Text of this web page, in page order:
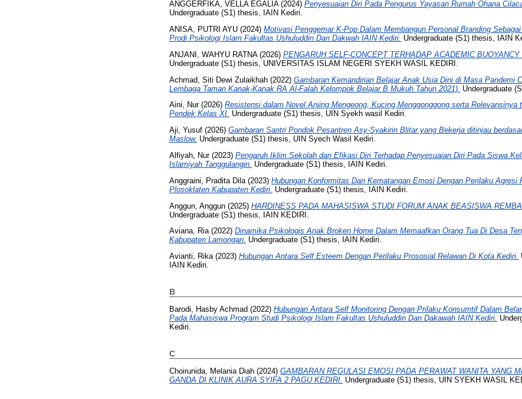
ANGGERFIKA, VELLA EGALIA(2024) Penyesuaian Diri Pada Pengurus Yayasan Rumah Ohana
Undergraduate (S1) thesis, IAIN Kediri.
ANISA, PUTRI AYU (2024) Motivasi Penggemar K-Pop Dalam Membangun Personal Branding
Prodi Psikologi Islam Fakultas Ushuluddin Dan Dakwah IAIN Kediri. Undergraduate (S1) thesis, IAIN
ANJANI, WAHYU RATNA(2026) PENGARUH SELF-CONCEPT TERHADAP ACADEMIC BUOYANCY
Undergraduate (S1) thesis, UNIVERSITAS ISLAM NEGERI SYEKH WASIL KEDIRI.
Achmad, Siti Dewi Zulaikhah (2022) Gambaran Kemandirian Belajar Anak Usia Dini di Masa Pandemi
Lembaga Taman Kanak-Kanak RA Al-Falah Kelompok Belajar B Mukuh Tahun 2021). Undergraduate
Aini, Nur(2026) Resistensi dalam Novel Anjing Mengeong, Kucing Menggonggong serta Relevansinya
Pendek Kelas XI. Undergraduate (S1) thesis, UIN Syekh wasil Kediri.
Aji, Yusuf (2026) Gambaran Santri Pondok Pesantren Asy-Syakirin Blitar yang Bekerja ditinjau
Maslow. Undergraduate (S1) thesis, UIN Syech Wasil Kediri.
Alfiyah, Nur(2023) Pengaruh Iklim Sekolah dan Efikasi Diri Terhadap Penyesuaian Diri Pada Siswa
Islamiyah Tanggulangin. Undergraduate (S1) thesis, IAIN Kediri.
Anggraini, Pradita Dila (2023) Hubungan Konformitas Dan Kematangan Emosi Dengan Perilaku Agresi
Plosoklaten Kabupaten Kediri. Undergraduate (S1) thesis, IAIN Kediri.
Anggun, Anggun (2025) HARDINESS PADA MAHASISWA STUDI FORUM ANAK BEASISWA
Undergraduate (S1) thesis, IAIN KEDIRI.
Aviana, Ria(2022) Dinamika Psikologis Anak Broken Home Dalam Memaafkan Orang Tua Di Desa
Kabupaten Lamongan. Undergraduate (S1) thesis, IAIN Kediri.
Avianti, Rika(2023) Hubungan Antara Self Esteem Dengan Perilaku Prososial Relawan Di Kota Kediri.
IAIN Kediri.
B
Barodi, Hasby Achmad (2022) Hubungan Antara Self Monitoring Dengan Prilaku Konsumtif Dalam
Pada Mahasiswa Program Studi Psikologi Islam Fakultas Ushuluddin Dan Dakawah IAIN Kediri.
Kediri.
C
Choirunida, Melania Diah (2024) GAMBARAN REGULASI EMOSI PADA PERAWAT WANITA YANG
GANDA DI KLINIK AURA SYIFA 2 PAGU KEDIRI. Undergraduate (S1) thesis, UIN SYEKH WASIL